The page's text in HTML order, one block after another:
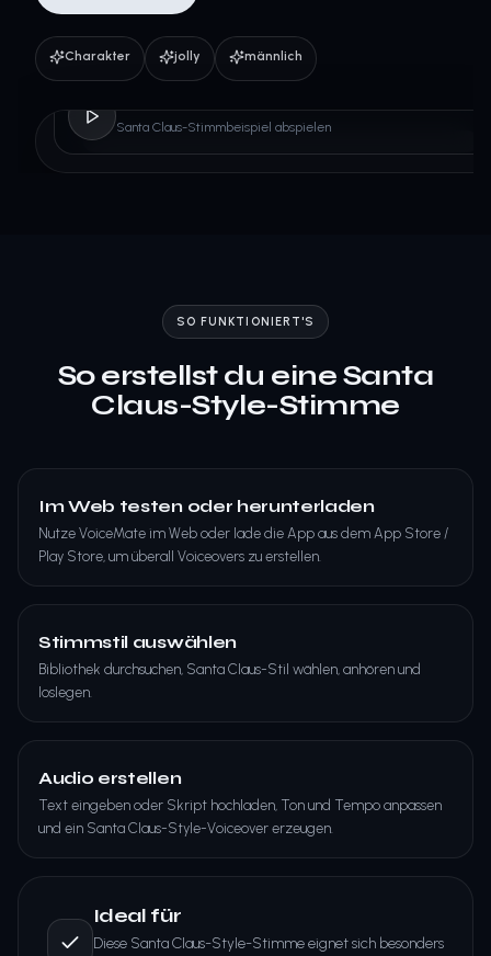
Charakter jolly männlich
Santa Claus-Stimmbeispiel abspielen
SO FUNKTIONIERT'S
So erstellst du eine Santa
Claus-Style-Stimme
Im Web testen oder herunterladen
Nutze VoiceMate im Web oder lade die App aus dem App Store /
Play Store, um überall Voiceovers zu erstellen.
Stimmstil auswählen
Bibliothek durchsuchen, Santa Claus-Stil wählen, anhören und
loslegen.
Audio erstellen
Text eingeben oder Skript hochladen, Ton und Tempo anpassen
und ein Santa Claus-Style-Voiceover erzeugen.
Ideal für
Diese Santa Claus-Style-Stimme eignet sich besonders